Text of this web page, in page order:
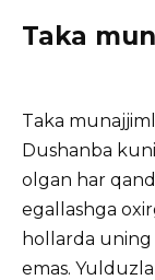
Taka
Taka
Dushanba
olgan har
egallashga
hollarda uning
emas.